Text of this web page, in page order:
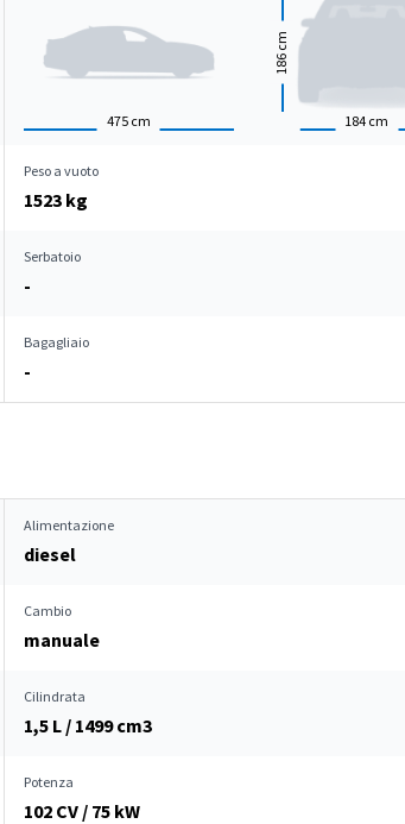
475 cm 184 cm
186
cm
Peso a vuoto
1523 kg
Serbatoio
-
Bagagliaio
-
Alimentazione
diesel
Cambio
manuale
Cilindrata
1,5 L / 1499 cm3
Potenza
102 CV / 75 kW